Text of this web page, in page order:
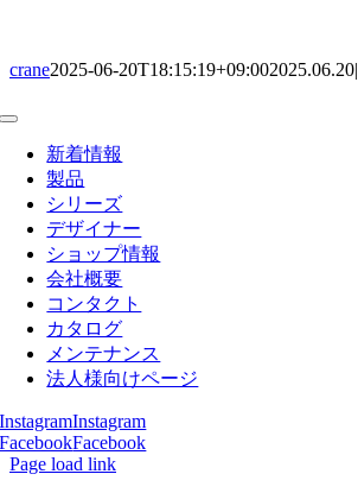
crane2025-06-20T18:15:19+09:002025.06.20|
Toggle
Navigation新着情報
製品
シリーズ
デザイナー
ショップ情報
会社概要
コンタクト
カタログ
メンテナンス
法人様向けページ
InstagramInstagram
FacebookFacebook
Page load link